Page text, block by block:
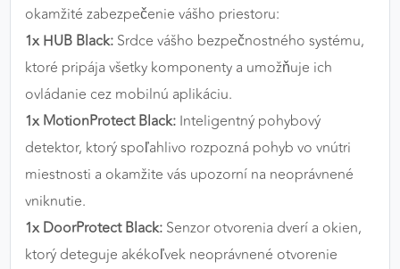
okamžité zabezpečenie vášho priestoru:
1x HUB Black: Srdce vášho bezpečnostného systému,
ktoré pripája všetky komponenty a umožňuje ich
ovládanie cez mobilnú aplikáciu.
1x MotionProtect Black: Inteligentný pohybový
detektor, ktorý spoľahlivo rozpozná pohyb vo vnútri
miestnosti a okamžite vás upozorní na neoprávnené
vniknutie.
1x DoorProtect Black: Senzor otvorenia dverí a okien,
ktorý deteguje akékoľvek neoprávnené otvorenie
Poskytovateľ: Google